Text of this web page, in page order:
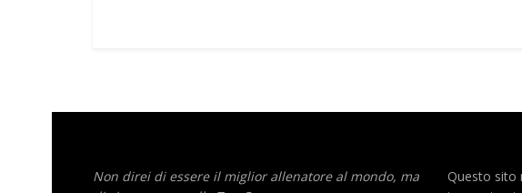
Non direi di essere il miglior allenatore al mondo, ma
Questo sito